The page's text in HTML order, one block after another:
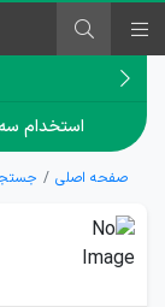
استخدام
صفحه اصلی